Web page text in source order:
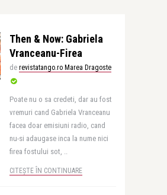
Then & Now: Gabriela
Vranceanu-Firea
de revistatango.ro Marea Dragoste
Poate nu o sa credeti, dar au fost
vremuri cand Gabriela Vranceanu
facea doar emisiuni radio, cand
nu-si adaugase inca la nume nici
firea fostului sot, ..
CITEȘTE ÎN CONTINUARE